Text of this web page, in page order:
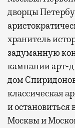
дворцы
хранитель
задуманную
кампании арт-
дом
классическая
и остановиться
Москвы и